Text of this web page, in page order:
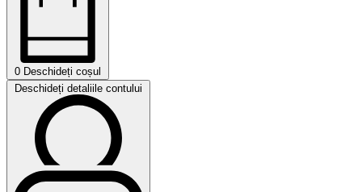
0 Deschideți coșul
Deschideți detaliile contului